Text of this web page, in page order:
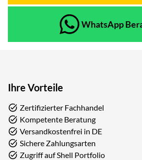
WhatsApp
Ihre Vorteile
Zertifizierter Fachhandel
Kompetente Beratung
Versandkostenfrei in DE
Sichere Zahlungsarten
Zugriff auf Shell Portfolio